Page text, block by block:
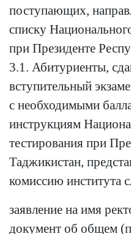
поступающих,
списку
при Президенте
3.1. Абитуриенты,
вступительный
с необходимыми
инструкциям
тестирования при
Таджикистан,
комиссию института
заявление на имя
документ об общем